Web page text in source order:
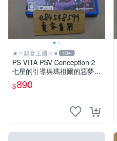
★☆鏡音王國☆★ 104
PS VITA PSV Conception 2
七星的引導與瑪祖爾的惡夢
產子救世錄2 日版日文版 純
日版 二手良品
$890